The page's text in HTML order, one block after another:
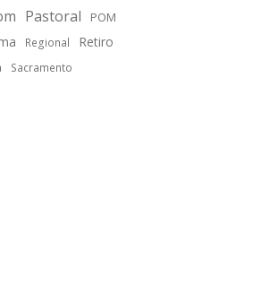
Pastoral POM
Regional Retiro
Sacramento